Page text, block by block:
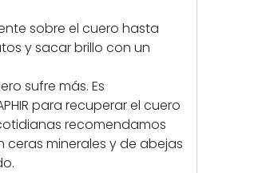
sobre el cuero hasta
y sacar brillo con un
sufre más. Es
para recuperar el cuero
recomendamos
ceras minerales y de abejas